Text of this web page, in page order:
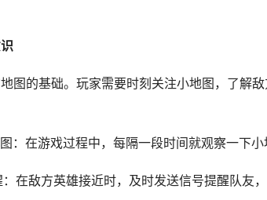
图的基础。玩家需要时刻关注小地图，了解
：在游戏过程中，每隔一段时间就观察一下
在敌方英雄接近时，及时发送信号提醒队友，